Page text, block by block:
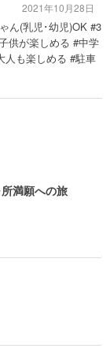
ん(乳児･幼児)OK #3
供が楽しめる #中学
人も楽しめる #駐車
2021年10月28日
満願への旅